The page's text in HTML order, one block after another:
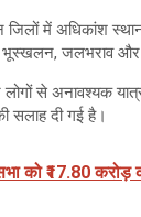
में अधिकांश
भूस्खलन, जलभराव और
से अनावश्यक
सलाह दी गई है।
को ₹17.80 करोड़